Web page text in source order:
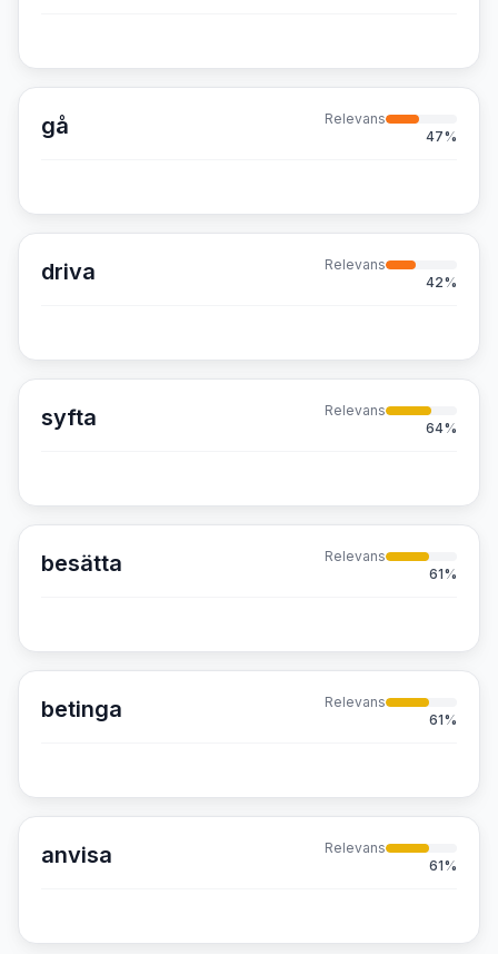
gå
Relevans
47%
driva
Relevans
42%
syfta
Relevans
64%
besätta
Relevans
61%
betinga
Relevans
61%
anvisa
Relevans
61%